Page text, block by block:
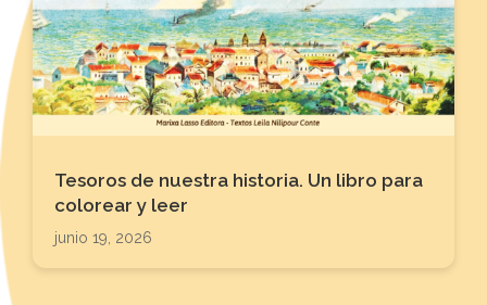
Tesoros de nuestra historia. Un libro para
colorear y leer
junio 19, 2026